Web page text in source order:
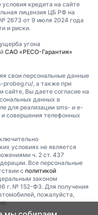
кредита на сайте
лицензия ЦБ РФ на
2673 от 9 июля 2024 года
и риски.
угона
САО «РЕСО-Гарантия»
свои персональные данные
probeg.ru/, а также при
сайте, Вы даете согласие на
данных в
для реализации sms- и e-
совершения телефонных
условиях не является
ч. 2 ст. 437
Все персональные
с политикой
законом
г. № 152-ФЗ. Для получения
пожалуйста,